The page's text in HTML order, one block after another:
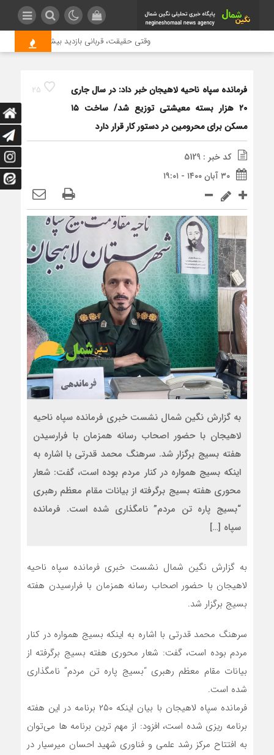
وقتی حقیقت، قربانی بازدید بیشتر می شود |
25
فرمانده سپاه ناحیه لاهیجان خبر داد: در سال جاری
۲۰ هزار بسته معیشتی توزیع شد/ ساخت ۱۵
مسکن برای محرومین در دستور کار قرار دارد
کد خبر : 5129
۳۰ آبان ۱۴۰۰ - ۱۹:۰۱
به گزارش نگین شمال نشست خبری فرمانده سپاه ناحیه
لاهیجان با حضور اصحاب رسانه همزمان با فرارسیدن
هفته بسیج برگزار شد. سرهنگ محمد قدرتی با اشاره به
اینکه بسیج همواره در کنار مردم بوده است، گفت: شعار
محوری هفته بسیج برگرفته از بیانات مقام معظم رهبری
“بسیج پاره تن مردم” نامگذاری شده است. فرمانده
سپاه […]
به گزارش نگین شمال نشست خبری فرمانده سپاه ناحیه
لاهیجان با حضور اصحاب رسانه همزمان با فرارسیدن هفته
بسیج برگزار شد.
سرهنگ محمد قدرتی با اشاره به اینکه بسیج همواره در کنار
مردم بوده است، گفت: شعار محوری هفته بسیج برگرفته از
بیانات مقام معظم رهبری “بسیج پاره تن مردم” نامگذاری
شده است.
فرمانده سپاه لاهیجان با بیان اینکه ۲۵۰ برنامه در این هفته
برنامه ریزی شده است، افزود: از مهم ترین برنامه ها می‌توان
به افتتاح مرکز رشد علمی و فناوری شهید احسان میرسیار در